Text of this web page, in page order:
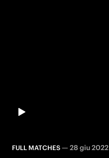
FULL MATCHES— 28 giu 2022